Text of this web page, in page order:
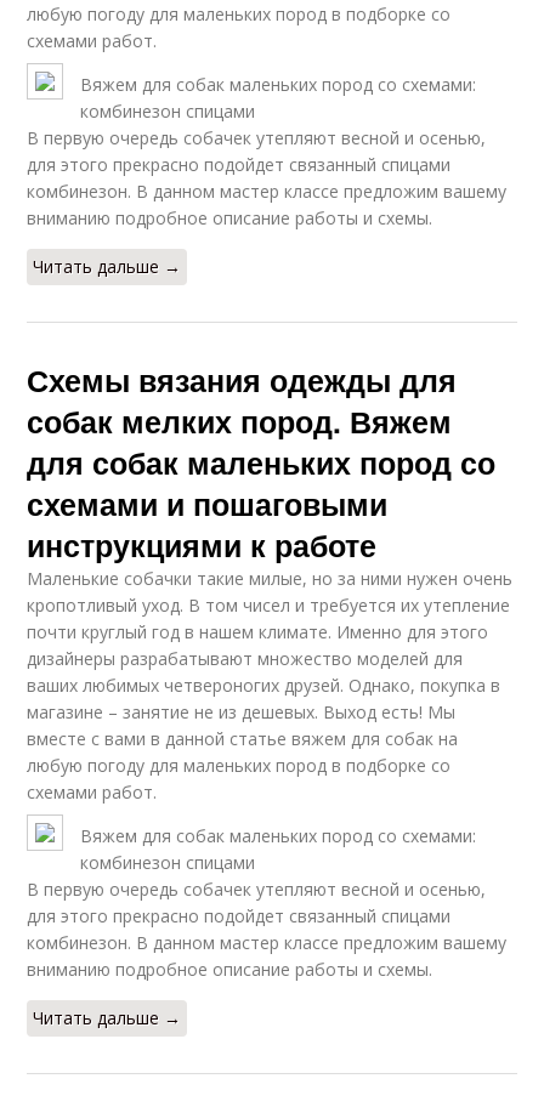
любую погоду для маленьких пород в подборке со
схемами работ.
Вяжем для собак маленьких пород со схемами:
комбинезон спицами
В первую очередь собачек утепляют весной и осенью,
для этого прекрасно подойдет связанный спицами
комбинезон. В данном мастер классе предложим вашему
вниманию подробное описание работы и схемы.
Читать дальше →
Схемы вязания одежды для
собак мелких пород. Вяжем
для собак маленьких пород со
схемами и пошаговыми
инструкциями к работе
Маленькие собачки такие милые, но за ними нужен очень
кропотливый уход. В том чисел и требуется их утепление
почти круглый год в нашем климате. Именно для этого
дизайнеры разрабатывают множество моделей для
ваших любимых четвероногих друзей. Однако, покупка в
магазине – занятие не из дешевых. Выход есть! Мы
вместе с вами в данной статье вяжем для собак на
любую погоду для маленьких пород в подборке со
схемами работ.
Вяжем для собак маленьких пород со схемами:
комбинезон спицами
В первую очередь собачек утепляют весной и осенью,
для этого прекрасно подойдет связанный спицами
комбинезон. В данном мастер классе предложим вашему
вниманию подробное описание работы и схемы.
Читать дальше →